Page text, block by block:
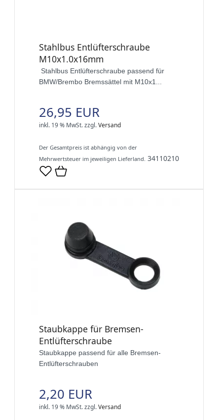
Stahlbus Entlüfterschraube
M10x1.0x16mm
Stahlbus Entlüfterschraube passend für
BMW/Brembo Bremssättel mit M10x1...
26,95 EUR
inkl. 19 % MwSt.zzgl.Versand
Der Gesamtpreis ist abhängig von der
Mehrwertsteuer im jeweiligen Lieferland. 34110210
Staubkappe für Bremsen-
Entlüfterschraube
Staubkappe passend für alle Bremsen-
Entlüfterschrauben
2,20 EUR
inkl. 19 % MwSt.zzgl.Versand